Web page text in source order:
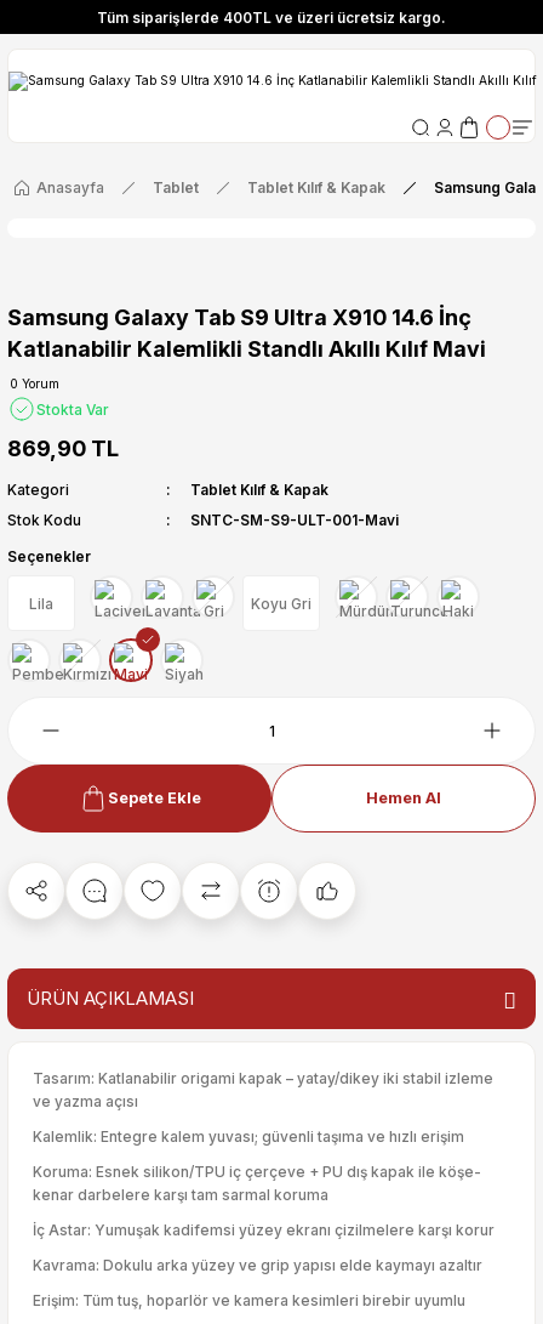
Tüm siparişlerde 400TL ve üzeri ücretsiz kargo.
Özel! YENI10 koduyla 400 TL ve üzeri alışverişlerinizde %10 indirim
Tüm siparişlerde 400TL ve üzeri ücretsiz kargo.
Özel! YENI10 koduyla 400 TL ve üzeri alışverişlerinizde %10 indirim
Anasayfa Tablet Tablet Kılıf & Kapak Samsung
Samsung Galaxy Tab S9 Ultra X910 14.6 İnç
Katlanabilir Kalemlikli Standlı Akıllı Kılıf Mavi
0 Yorum
Stokta Var
869,90 TL
Kategori
Tablet Kılıf & Kapak
Stok Kodu
SNTC-SM-S9-ULT-001-Mavi
Seçenekler
Lila Koyu Gri
Sepete Ekle Hemen Al
ÜRÜN AÇIKLAMASI
Tasarım: Katlanabilir origami kapak – yatay/dikey iki stabil izleme
ve yazma açısı
Kalemlik: Entegre kalem yuvası; güvenli taşıma ve hızlı erişim
Koruma: Esnek silikon/TPU iç çerçeve + PU dış kapak ile köşe-
kenar darbelere karşı tam sarmal koruma
İç Astar: Yumuşak kadifemsi yüzey ekranı çizilmelere karşı korur
Kavrama: Dokulu arka yüzey ve grip yapısı elde kaymayı azaltır
Erişim: Tüm tuş, hoparlör ve kamera kesimleri birebir uyumlu